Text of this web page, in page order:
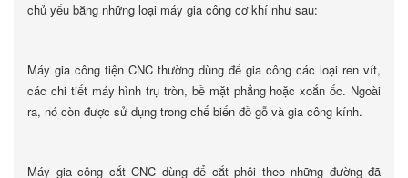
chủ yếu bằng những loại máy gia công cơ khí như sau:
Máy gia công tiện CNC thường dùng để gia công các loại ren vít,
các chi tiết máy hình trụ tròn, bề mặt phẳng hoặc xoắn ốc. Ngoài
ra, nó còn được sử dụng trong chế biến đồ gỗ và gia công kính.
Máy gia công cắt CNC dùng để cắt phôi theo những đường đã